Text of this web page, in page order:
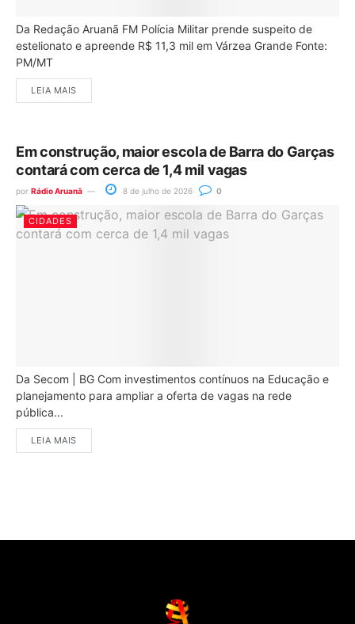
Da Redação Aruanã FM Polícia Militar prende suspeito de
estelionato e apreende R$ 11,3 mil em Várzea Grande Fonte:
PM/MT
LEIA MAIS
Em construção, maior escola de Barra do Garças
contará com cerca de 1,4 mil vagas
por Rádio Aruanã 8 de julho de 2026 0
CIDADES
Da Secom | BG Com investimentos contínuos na Educação e
planejamento para ampliar a oferta de vagas na rede
pública...
LEIA MAIS